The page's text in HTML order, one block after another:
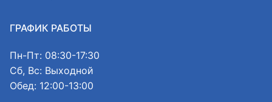
ГРАФИК РАБОТЫ
Пн-Пт: 08:30-17:30
Сб, Вс: Выходной
Обед: 12:00-13:00